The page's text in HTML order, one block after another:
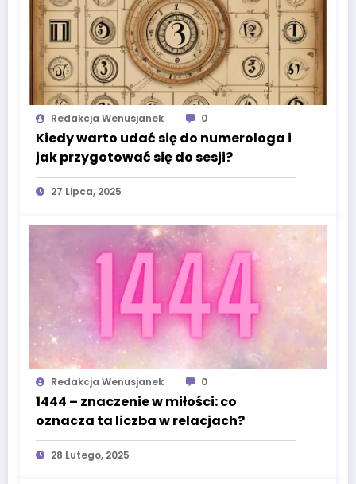
Redakcja Wenusjanek 0
Kiedy warto udać się do numerologa i
jak przygotować się do sesji?
27 Lipca, 2025
Redakcja Wenusjanek 0
1444 – znaczenie w miłości: co
oznacza ta liczba w relacjach?
28 Lutego, 2025